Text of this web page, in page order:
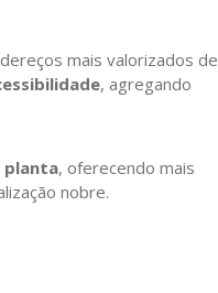
mais valorizados de
, agregando
planta, oferecendo mais
nobre.